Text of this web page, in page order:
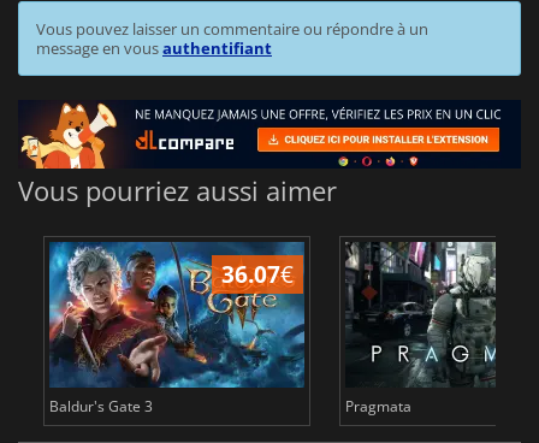
Vous pouvez laisser un commentaire ou répondre à un
message en vousauthentifiant
Vous pourriez aussi aimer
36.07€
Baldur's Gate 3 Pragmata